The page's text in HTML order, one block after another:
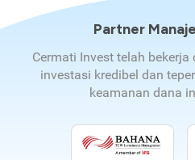
Partner
Cermati Invest telah
investasi kredibel dan
keamanan dana